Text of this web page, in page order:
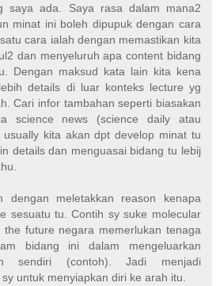
saya ada. Saya rasa dalam mana2
minat ini boleh dipupuk dengan cara
cara ialah dengan memastikan kita
dan menyeluruh apa content bidang
Dengan maksud kata lain kita kena
details di luar konteks lecture yg
Cari infor tambahan seperti biasakan
science news (science daily atau
usually kita akan dpt develop minat tu
details dan menguasai bidang tu lebij
dengan meletakkan reason kenapa
sesuatu tu. Contih sy suke molecular
the future negara memerlukan tenaga
bidang ini dalam mengeluarkan
sendiri (contoh). Jadi menjadi
untuk menyiapkan diri ke arah itu.